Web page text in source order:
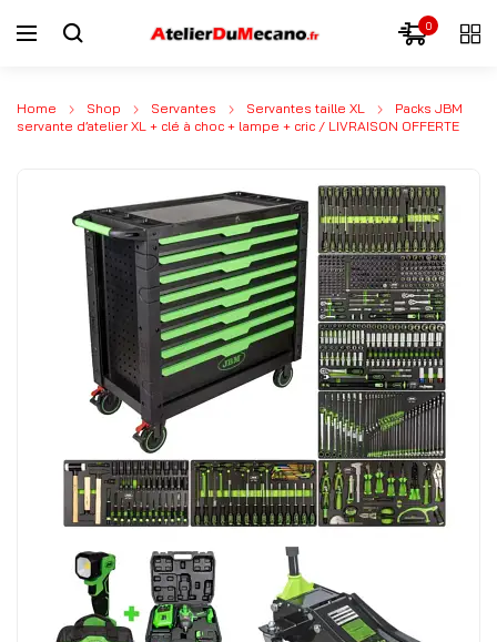
0
Home Shop Servantes Servantes taille XL
Packs JBM
servante d’atelier XL + clé à choc + lampe + cric / LIVRAISON OFFERTE